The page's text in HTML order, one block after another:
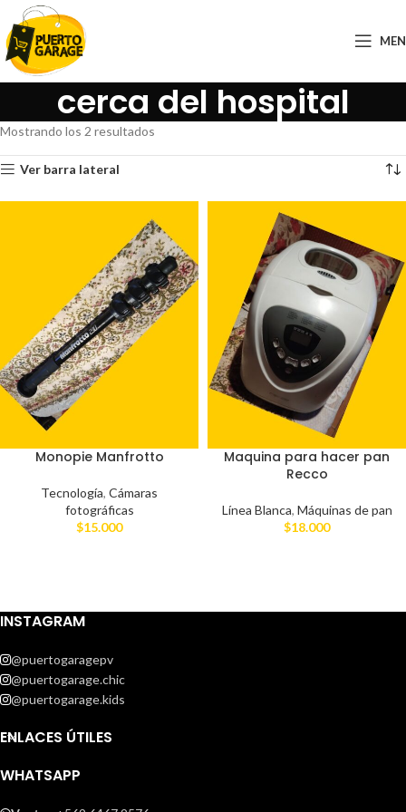
cerca del hospital
Mostrando los 2 resultados
Ver barra lateral
Monopie Manfrotto
Tecnología, Cámaras
fotográficas
$15.000
Maquina para hacer pan
Recco
Línea Blanca, Máquinas de pan
$18.000
INSTAGRAM
@puertogaragepv
@puertogarage.chic
@puertogarage.kids
ENLACES ÚTILES
WHATSAPP